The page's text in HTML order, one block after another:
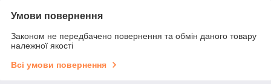
Умови повернення
Законом не передбачено повернення та обмін даного товару
належної якості
Всі умови повернення